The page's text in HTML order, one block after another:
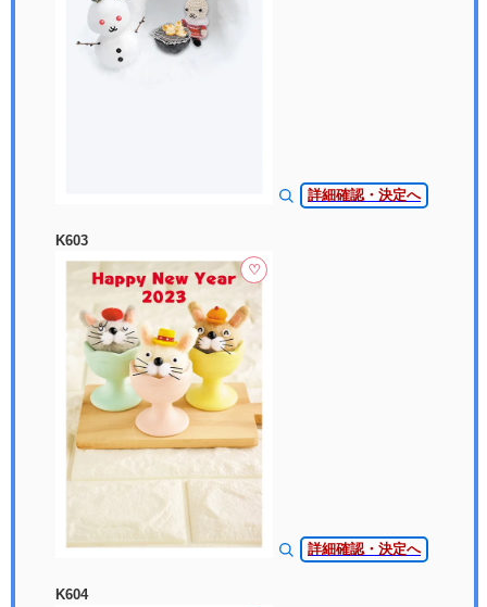
詳細確認・決定へ
K603
♡
詳細確認・決定へ
K604